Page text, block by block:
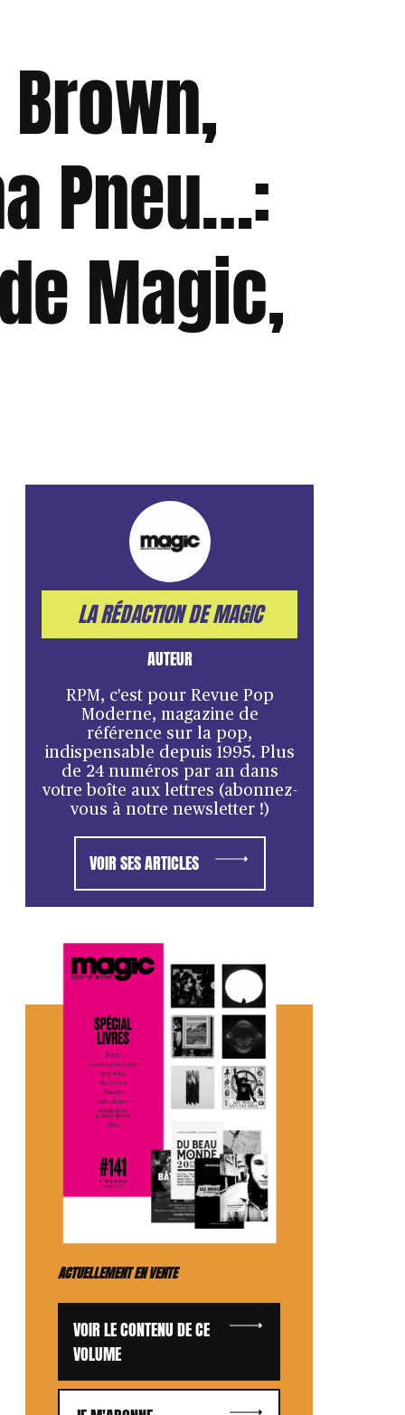
Pneu…:
Magic,
LA RÉDACTION DE MAGIC
AUTEUR
RPM, c'est pour Revue Pop
Moderne, magazine de
référence sur la pop,
indispensable depuis 1995. Plus
de 24 numéros par an dans
votre boîte aux lettres (abonnez-
vous à notre newsletter !)
VOIR SES ARTICLES
ACTUELLEMENT EN VENTE
VOIR LE CONTENU DE CE
VOLUME